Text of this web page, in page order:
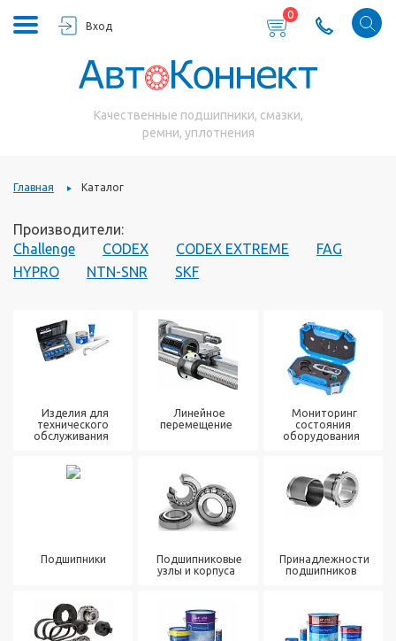
Вход
0
Качественные подшипники, смазки,
ремни, уплотнения
Главная Каталог
Производители:
Challenge
CODEX CODEX EXTREME
FAG
HYPRO
NTN-SNR SKF
Изделия для
технического
обслуживания
Линейное
перемещение
Мониторинг
состояния
оборудования
Подшипники
Подшипниковые
узлы и корпуса
Принадлежности
подшипников